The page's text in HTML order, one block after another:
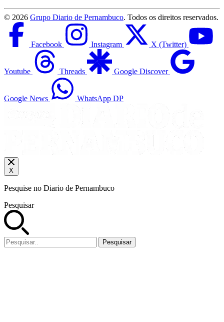
© 2026 Grupo Diario de Pernambuco. Todos os direitos reservados.
Facebook Instagram X (Twitter)
Youtube Threads Google Discover
Google News WhatsApp DP
X
Pesquise no Diario de Pernambuco
Pesquisar
Pesquisar